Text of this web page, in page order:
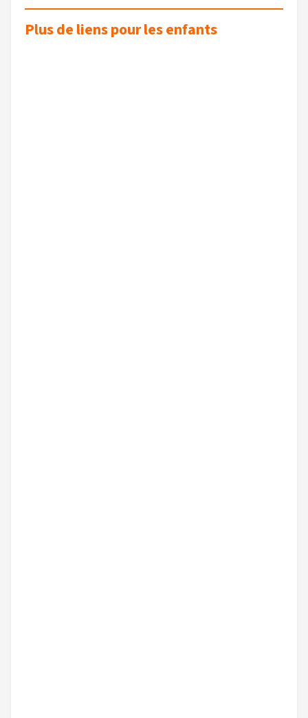
Plus de liens pour les enfants